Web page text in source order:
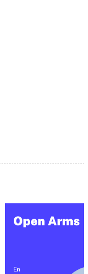
Open Arms
En